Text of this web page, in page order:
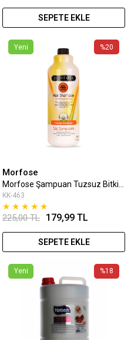
SEPETE EKLE
%20
Yeni
Morfose
KK-463
★ ★ ★ ★ ★
179,99 TL
225,00 TL
SEPETE EKLE
%18
Yeni